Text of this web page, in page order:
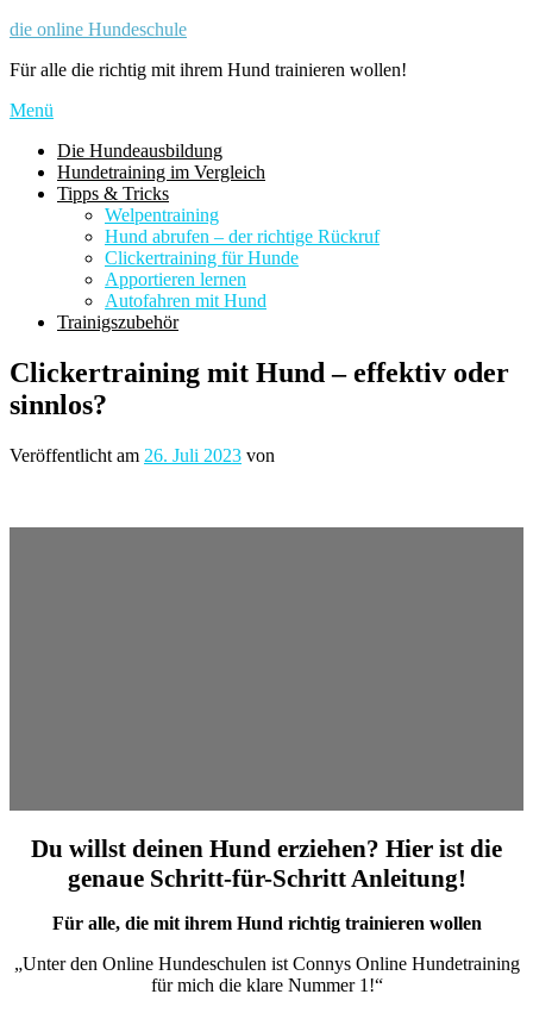
Zum
springen
die online Hundeschule
Für alle die richtig mit ihrem Hund trainieren wollen!
Menü
Die Hundeausbildung
Hundetraining im Vergleich
Tipps & Tricks
Welpentraining
Hund abrufen – der richtige Rückruf
Clickertraining für Hunde
Apportieren lernen
Autofahren mit Hund
Trainigszubehör
Clickertraining mit Hund – effektiv oder
sinnlos?
Veröffentlicht am 26. Juli 2023 von
Du willst deinen Hund erziehen? Hier ist die
genaue Schritt-für-Schritt Anleitung!
Für alle, die mit ihrem Hund richtig trainieren wollen
„Unter den Online Hundeschulen ist Connys Online Hundetraining
für mich die klare Nummer 1!“